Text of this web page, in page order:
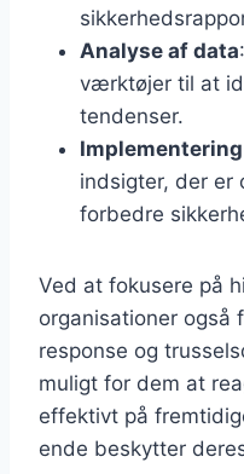
Analyse af data
værktøjer til at
tendenser.
indsigter, der er
forbedre
Ved at fokusere på
organisationer også
response og
muligt for dem at
effektivt på
ende beskytter